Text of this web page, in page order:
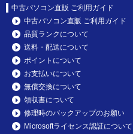
中古パソコン直販 ご利用ガイド
中古パソコン直販 ご利用ガイド
品質ランクについて
送料・配送について
ポイントについて
お支払いについて
無償交換について
領収書について
修理時のバックアップのお願い
Microsoftライセンス認証について